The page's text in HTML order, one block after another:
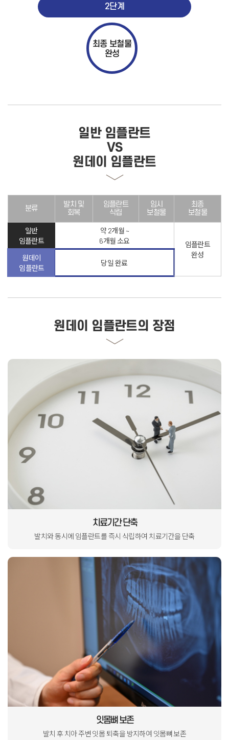
2단계
최종 보철물
완성
일반 임플란트
VS
원데이 임플란트
분류
발치 및
회복
임플란트
식립
임시
보철물
최종
보철물
일반
임플란트
약 2개월 ~
6개월 소요
임플란트
완성
원데이
임플란트
당일 완료
원데이 임플란트의 장점
치료기간 단축
발치와 동시에 임플란트를즉시 식립하여 치료기간을 단축
잇몸뼈 보존
발치 후 치아 주변 잇몸 퇴축을 방지하여 잇몸뼈 보존